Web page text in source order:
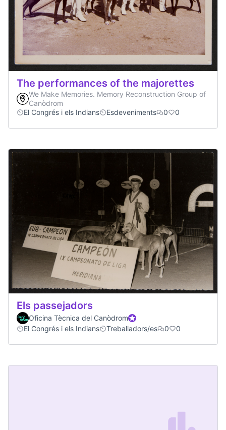
The performances of the majorettes
We Make Memories. Memory Reconstruction Group of
Canòdrom
El Congrés i els Indians
Esdeveniments 0 0
Els passejadors
Oficina Tècnica del CanòdromOfficial participant
El Congrés i els Indians
Treballadors/es 0 0